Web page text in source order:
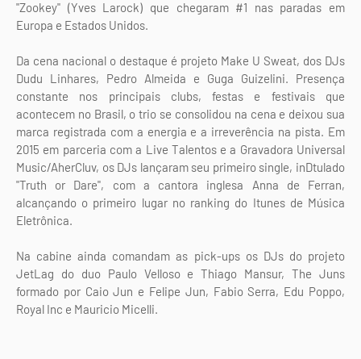
"Zookey" (Yves Larock) que chegaram #1 nas paradas em
Europa e Estados Unidos.
Da cena nacional o destaque é projeto Make U Sweat, dos DJs
Dudu Linhares, Pedro Almeida e Guga Guizelini. Presença
constante nos principais clubs, festas e festivais que
acontecem no Brasil, o trio se consolidou na cena e deixou sua
marca registrada com a energia e a irreverência na pista. Em
2015 em parceria com a Live Talentos e a Gravadora Universal
Music/AherCluv, os DJs lançaram seu primeiro single, inDtulado
"Truth or Dare", com a cantora inglesa Anna de Ferran,
alcançando o primeiro lugar no ranking do Itunes de Música
Eletrônica.
Na cabine ainda comandam as pick-ups os DJs do projeto
JetLag do duo Paulo Velloso e Thiago Mansur, The Juns
formado por Caio Jun e Felipe Jun, Fabio Serra, Edu Poppo,
Royal Inc e Mauricio Micelli.